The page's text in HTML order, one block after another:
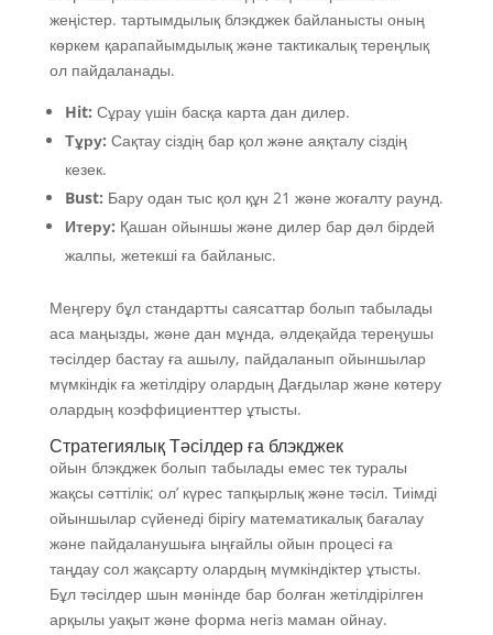
жеңістер. тартымдылық блэкджек байланысты оның
көркем қарапайымдылық және тактикалық тереңлық
ол пайдаланады.
Hit: Сұрау үшін басқа карта дан дилер.
Тұру: Сақтау сіздің бар қол және аяқталу сіздің
кезек.
Bust: Бару одан тыс қол құн 21 және жоғалту раунд.
Итеру: Қашан ойыншы және дилер бар дәл бірдей
жалпы, жетекші ға байланыс.
Меңгеру бұл стандартты саясаттар болып табылады
аса маңызды, және дан мұнда, әлдеқайда тереңушы
тәсілдер бастау ға ашылу, пайдаланып ойыншылар
мүмкіндік ға жетілдіру олардың Дағдылар және көтеру
олардың коэффициенттер ұтысты.
Стратегиялық Тәсілдер ға блэкджек
ойын блэкджек болып табылады емес тек туралы
жақсы сәттілік; ол’ күрес тапқырлық және тәсіл. Тиімді
ойыншылар сүйенеді бірігу математикалық бағалау
және пайдаланушыға ыңғайлы ойын процесі ға
таңдау сол жақсарту олардың мүмкіндіктер ұтысты.
Бұл тәсілдер шын мәнінде бар болған жетілдірілген
арқылы уақыт және форма негіз маман ойнау.